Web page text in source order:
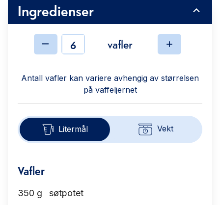
Ingredienser
Ingredienservafler
Antall vafler kan variere avhengig av størrelsen
på vaffeljernet
Litermål Vekt
Vafler
350 g
søtpotet